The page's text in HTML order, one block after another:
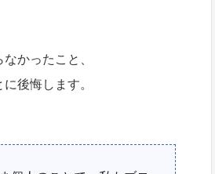
かったこと、
後悔します。